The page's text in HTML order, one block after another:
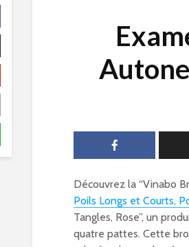
Découvrez la “Vinabo
Poils Longs et Courts,
Tangles, Rose”, un
quatre pattes. Cette